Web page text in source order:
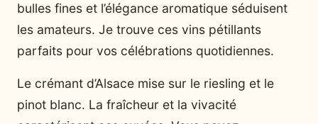
bulles fines et l’élégance aromatique séduisent
les amateurs. Je trouve ces vins pétillants
parfaits pour vos célébrations quotidiennes.
Le crémant d’Alsace mise sur le riesling et le
pinot blanc. La fraîcheur et la vivacité